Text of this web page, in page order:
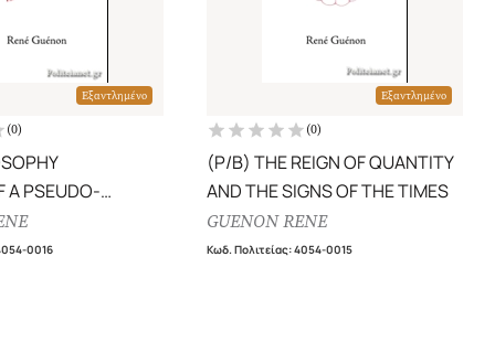
Εξαντλημένο
(0)
A PSEUDO-
0016
Εξαντλημένο
(0)
(P/B) THE REIGN OF QUANTITY
AND THE SIGNS OF THE TIMES
GUENON RENE
Κωδ. Πολιτείας:4054-0015